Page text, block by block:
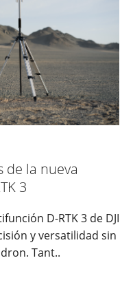
de la nueva
3
D-RTK 3 de DJI
y versatilidad sin
Tant..